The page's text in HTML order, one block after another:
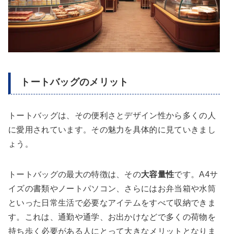
トートバッグのメリット
トートバッグは、その便利さとデザイン性から多くの人
に愛用されています。その魅力を具体的に見ていきまし
ょう。
トートバッグの最大の特徴は、その大容量性です。A4サ
イズの書類やノートパソコン、さらにはお弁当箱や水筒
といった日常生活で必要なアイテムをすべて収納できま
す。これは、通勤や通学、お出かけなどで多くの荷物を
持ち歩く必要がある人にとって大きなメリットとなりま